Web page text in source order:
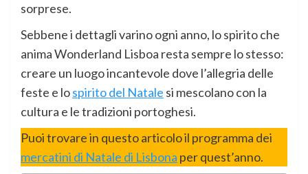
sorprese.
Sebbene i dettagli varino ogni anno, lo spirito che
anima Wonderland Lisboa resta sempre lo stesso:
creare un luogo incantevole dove l’allegria delle
feste e lospirito del Natale si mescolano con la
cultura e le tradizioni portoghesi.
Puoi trovare in questo articolo il programma dei
mercatini di Natale di Lisbona per quest’anno.